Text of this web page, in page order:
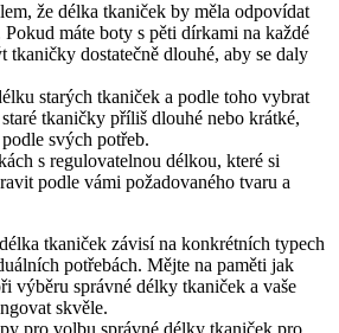
že délka tkaniček by měla odpovídat
máte boty s pěti dírkami na každé
tkaničky dostatečně dlouhé, aby se daly
starých tkaniček a podle⁣ toho vybrat
tkaničky příliš dlouhé nebo krátké,
svých potřeb.
s regulovatelnou délkou, které si
podle vámi požadovaného tvaru a
tkaniček‌ závisí na konkrétních typech
potřebách. Mějte na paměti jak
výběru správné délky tkaniček a vaše
skvěle.